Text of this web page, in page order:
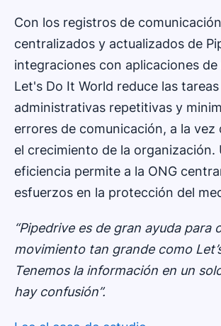
Con los registros de comunicación
centralizados y actualizados de
integraciones con aplicaciones
Let's Do It World reduce las tareas
administrativas repetitivas y
errores de comunicación, a la vez
el crecimiento de la organización.
eficiencia permite a la ONG
esfuerzos en la protección del
“Pipedrive es de gran ayuda para
movimiento tan grande como
Tenemos la información en un
hay confusión”.